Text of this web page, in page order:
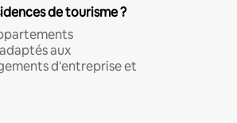
de tourisme ?
aux
d'entreprise et